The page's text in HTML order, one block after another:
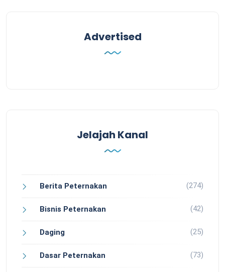
Advertised
Jelajah Kanal
Berita Peternakan (274)
Bisnis Peternakan (42)
Daging (25)
Dasar Peternakan (73)